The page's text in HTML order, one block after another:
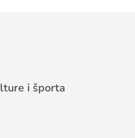
i športa